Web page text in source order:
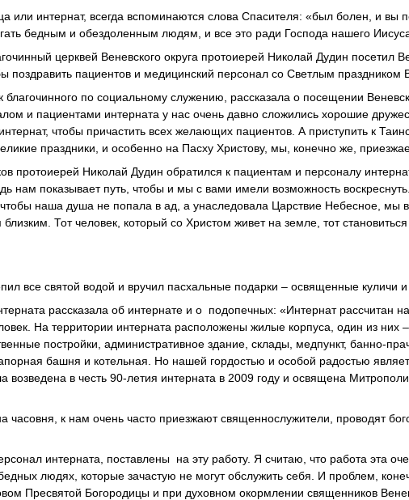
или интернат, всегда вспоминаются слова Спасителя: «был болен, и
бедным и обездоленным людям, и все это ради Господа нашего
церквей Веневского округа протоиерей Николай Дудин посетил
поздравить пациентов и медицинский персонал со Светлым праздником
по социальному служению, рассказала о посещении
и пациентами интерната у нас очень давно сложились хорошие
чтобы причастить всех желающих пациентов. А приступить к
праздники, и особенно на Пасху Христову, мы, конечно же,
протоиерей Николай Дудин обратился к пациентам и персоналу
нам показывает путь, чтобы и мы с вами имели возможность
наша душа не попала в ад, а унаследовала Царствие Небесное, мы
Тот человек, который со Христом живет на земле, тот
все святой водой и вручил пасхальные подарки – освященные куличи и
рассказала об интернате и о подопечных: «Интернат рассчитан
На территории интерната расположены жилые корпуса, один из них
постройки, административное здание, склады, медпункт, банно-
башня и котельная. Но нашей гордостью и особой радостью
возведена в честь 90-летия интерната в 2009 году и освящена
часовня, к нам очень часто приезжают священнослужители, проводят
интерната, поставлены на эту работу. Я считаю, что работа эта
людях, которые зачастую не могут обслужить себя. И проблем,
Пресвятой Богородицы и при духовном окормлении священников